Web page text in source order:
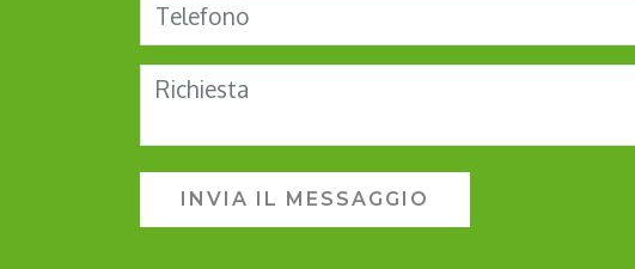
INVIA IL MESSAGGIO